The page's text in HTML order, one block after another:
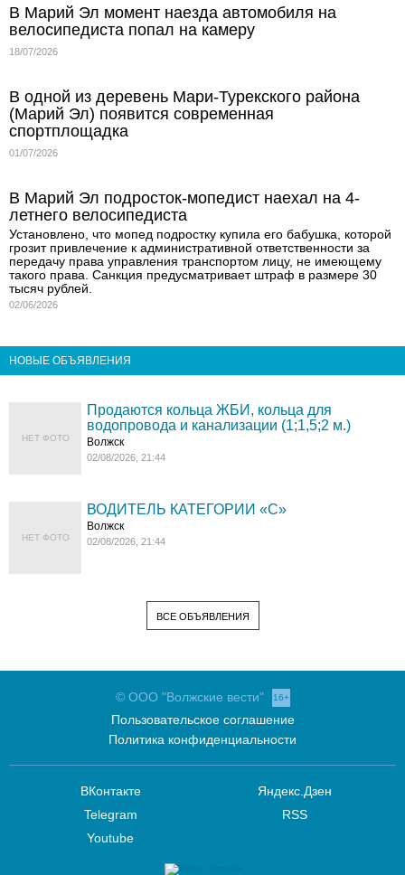
В Марий Эл момент наезда автомобиля на
велосипедиста попал на камеру
18/07/2026
В одной из деревень Мари‑Турекского района
(Марий Эл) появится современная
спортплощадка
01/07/2026
В Марий Эл подросток-мопедист наехал на 4-
летнего велосипедиста
Установлено, что мопед подростку купила его бабушка, которой
грозит привлечение к административной ответственности за
передачу права управления транспортом лицу, не имеющему
такого права. Санкция предусматривает штраф в размере 30
тысяч рублей.
02/06/2026
НОВЫЕ ОБЪЯВЛЕНИЯ
НЕТ ФОТО
Продаются кольца ЖБИ, кольца для
водопровода и канализации (1;1,5;2 м.)
Волжск
02/08/2026, 21:44
НЕТ ФОТО
ВОДИТЕЛЬ КАТЕГОРИИ «C»
Волжск
02/08/2026, 21:44
ВСЕ ОБЪЯВЛЕНИЯ
© ООО "Волжские вести" 16+
Пользовательское соглашение
Политика конфиденциальности
ВКонтакте
Telegram
Youtube
Яндекс.Дзен
RSS